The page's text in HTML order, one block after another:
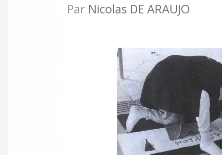
Par Nicolas DE ARAUJO